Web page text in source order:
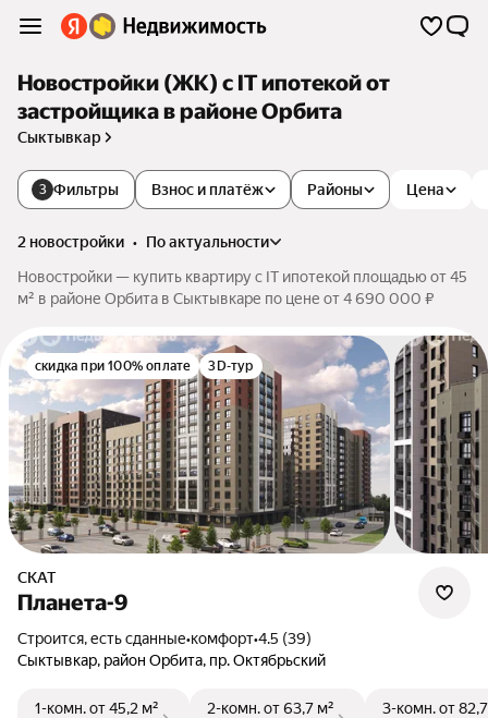
Новостройки (ЖК) с IT ипотекой от
застройщика в районе Орбита
Сыктывкар
3 Фильтры Цена
Взнос и платёж Районы
2 новостройки •
по актуальности
Новостройки — купить квартиру с IT ипотекой площадью от 45
м² в районе Орбита в Сыктывкаре по цене от 4 690 000 ₽
скидка при 100% оплате 3D-тур
СКАТ
Планета-9
Строится, есть сданные•комфорт•4.5 (39)
Сыктывкар, район Орбита, пр. Октябрьский
1-комн.от 45,2 м²
2-комн.от 63,7 м²
3-комн.от